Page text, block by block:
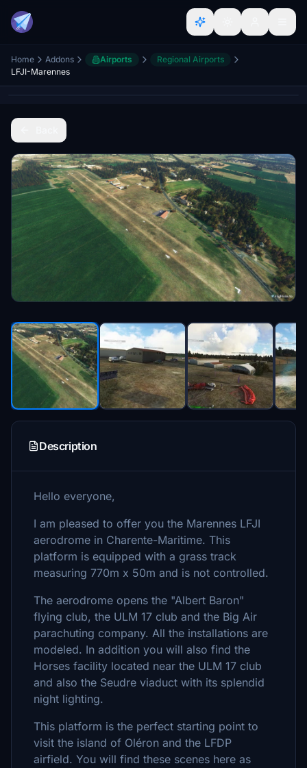
Home Addons Airports
Regional Airports
LFJI-Marennes
Description
Hello everyone,
I am pleased to offer you the Marennes LFJI
aerodrome in Charente-Maritime. This
platform is equipped with a grass track
measuring 770m x 50m and is not controlled.
The aerodrome opens the "Albert Baron"
flying club, the ULM 17 club and the Big Air
parachuting company. All the installations are
modeled. In addition you will also find the
Horses facility located near the ULM 17 club
and also the Seudre viaduct with its splendid
night lighting.
This platform is the perfect starting point to
visit the island of Oléron and the LFDP
airfield. You will find these scenes here as